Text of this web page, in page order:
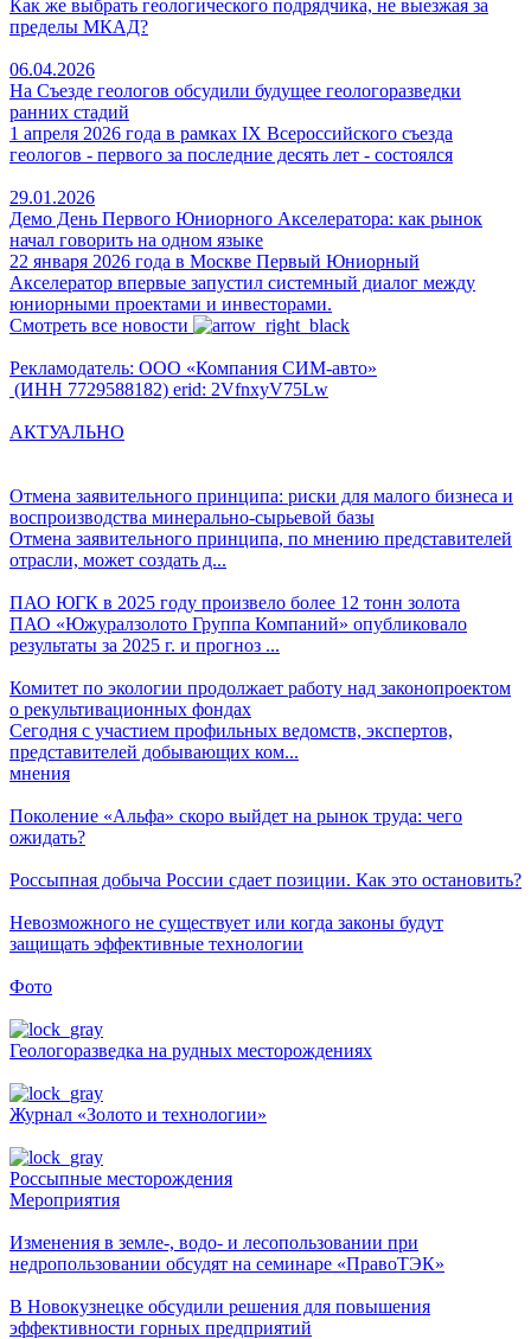
Как же выбрать геологического подрядчика, не выезжая за
пределы МКАД?
06.04.2026
На Съезде геологов обсудили будущее геологоразведки
ранних стадий
1 апреля 2026 года в рамках IX Всероссийского съезда
геологов - первого за последние десять лет - состоялся
29.01.2026
Демо День Первого Юниорного Акселератора: как рынок
начал говорить на одном языке
22 января 2026 года в Москве Первый Юниорный
Акселератор впервые запустил системный диалог между
юниорными проектами и инвесторами.
Смотреть все новости
Рекламодатель: ООО «Компания СИМ-авто»
(ИНН 7729588182) erid: 2VfnxyV75Lw
АКТУАЛЬНО
Отмена заявительного принципа: риски для малого бизнеса и
воспроизводства минерально-сырьевой базы
Отмена заявительного принципа, по мнению представителей
отрасли, может создать д...
ПАО ЮГК в 2025 году произвело более 12 тонн золота
ПАО «Южуралзолото Группа Компаний» опубликовало
результаты за 2025 г. и прогноз ...
Комитет по экологии продолжает работу над законопроектом
о рекультивационных фондах
Сегодня с участием профильных ведомств, экспертов,
представителей добывающих ком...
мнения
Поколение «Альфа» скоро выйдет на рынок труда: чего
ожидать?
Россыпная добыча России сдает позиции. Как это остановить?
Невозможного не существует или когда законы будут
защищать эффективные технологии
Фото
Геологоразведка на рудных месторождениях
Журнал «Золото и технологии»
Россыпные месторождения
Мероприятия
Изменения в земле-, водо- и лесопользовании при
недропользовании обсудят на семинаре «ПравоТЭК»
В Новокузнецке обсудили решения для повышения
эффективности горных предприятий